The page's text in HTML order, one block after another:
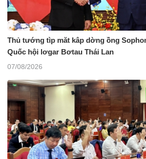
Thủ tướng tìp măt kâp dờng ồng
Quốc hội lơgar Bơtau Thái Lan
07/08/2026